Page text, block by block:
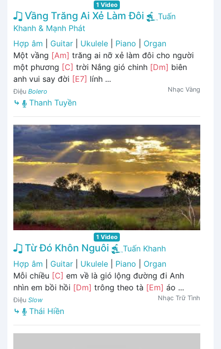
1 Video
Vầng Trăng Ai Xẻ Làm Đôi
Tuấn
Khanh & Mạnh Phát
Hợp âm
Guitar Ukulele Piano
Organ
Một vầng [Am] trăng ai nỡ xẻ làm đôi cho người
một phương [C] trời Nắng gió chinh [Dm] biên
anh vui say đời [E7] lính ...
Điệu Bolero Nhạc Vàng
⤷ Thanh Tuyền
1 Video
Từ Đó Khôn Nguôi
Tuấn Khanh
Hợp âm
Guitar Ukulele Piano
Organ
Mỗi chiều [C] em về là gió lộng đường đi Anh
nhìn em bồi hồi [Dm] trông theo tà [Em] áo ...
Điệu Slow Nhạc Trữ Tình
⤷ Thái Hiền